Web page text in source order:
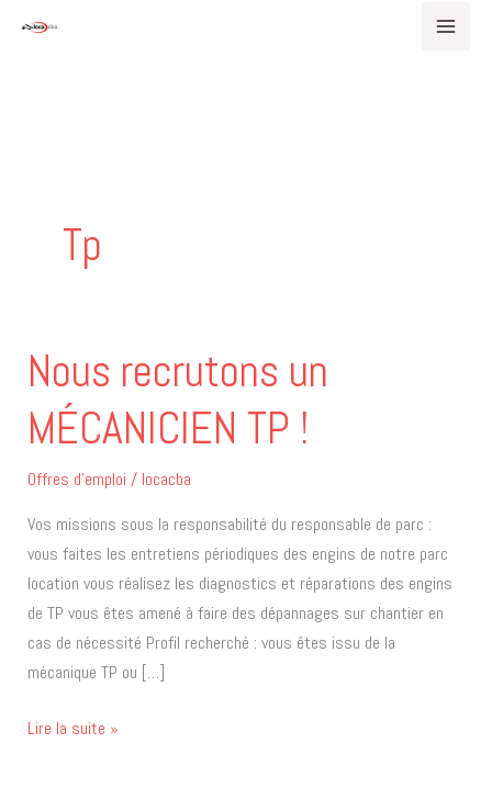
Tp
Nous recrutons un
MÉCANICIEN TP !
Offres d'emploi / locacba
Vos missions sous la responsabilité du responsable de parc :
vous faites les entretiens périodiques des engins de notre parc
location vous réalisez les diagnostics et réparations des engins
de TP vous êtes amené à faire des dépannages sur chantier en
cas de nécessité Profil recherché : vous êtes issu de la
mécanique TP ou […]
Nous
recrutons
un
MÉCANICIEN
TP
Lire la suite »